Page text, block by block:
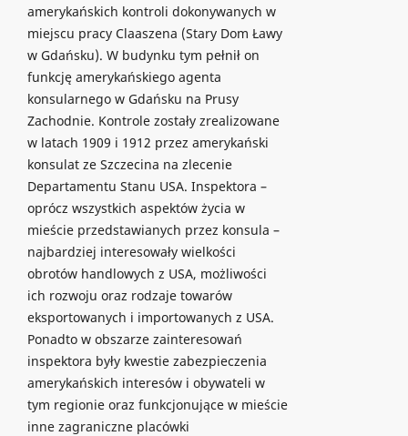
amerykańskich kontroli dokonywanych w
miejscu pracy Claaszena (Stary Dom Ławy
w Gdańsku). W budynku tym pełnił on
funkcję amerykańskiego agenta
konsularnego w Gdańsku na Prusy
Zachodnie. Kontrole zostały zrealizowane
w latach 1909 i 1912 przez amerykański
konsulat ze Szczecina na zlecenie
Departamentu Stanu USA. Inspektora –
oprócz wszystkich aspektów życia w
mieście przedstawianych przez konsula –
najbardziej interesowały wielkości
obrotów handlowych z USA, możliwości
ich rozwoju oraz rodzaje towarów
eksportowanych i importowanych z USA.
Ponadto w obszarze zainteresowań
inspektora były kwestie zabezpieczenia
amerykańskich interesów i obywateli w
tym regionie oraz funkcjonujące w mieście
inne zagraniczne placówki